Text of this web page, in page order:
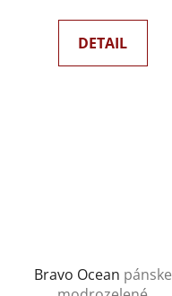
z
DETAIL
Bravo Ocean pánske